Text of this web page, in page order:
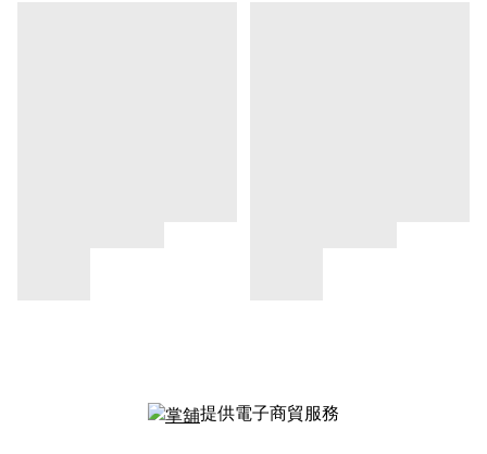
提供電子商貿服務